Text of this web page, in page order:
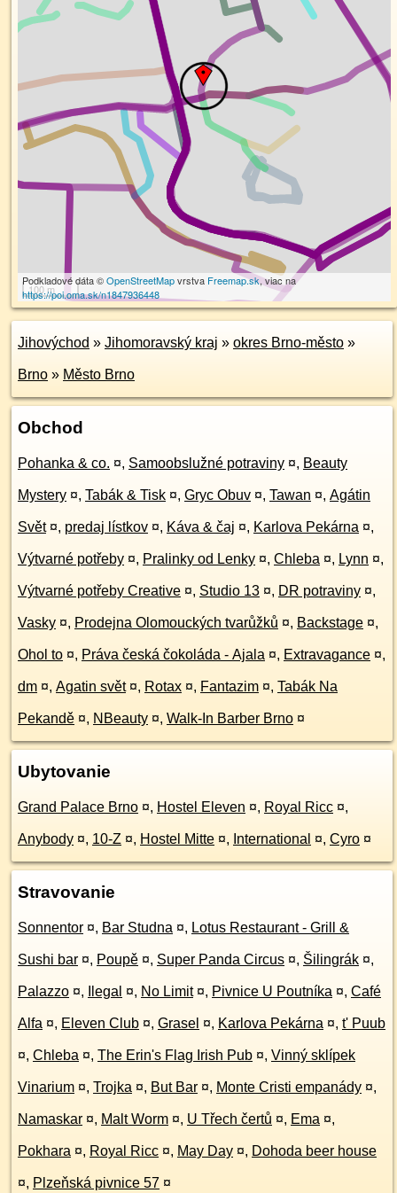
100 m
Podkladové dáta ©OpenStreetMapvrstva Freemap.sk, viac na
https://poi.oma.sk/n1847936448
Jihovýchod » Jihomoravský kraj » okres Brno-město »
Brno » Město Brno
Obchod
Pohanka & co. ¤, Samoobslužné potraviny ¤, Beauty
Mystery ¤, Tabák & Tisk ¤, Gryc Obuv ¤, Tawan ¤, Agátin
Svět ¤, predaj lístkov ¤, Káva & čaj ¤, Karlova Pekárna ¤,
Výtvarné potřeby ¤, Pralinky od Lenky ¤, Chleba ¤, Lynn ¤,
Výtvarné potřeby Creative ¤, Studio 13 ¤, DR potraviny ¤,
Vasky ¤, Prodejna Olomouckých tvarůžků ¤, Backstage ¤,
Ohol to ¤, Práva česká čokoláda - Ajala ¤, Extravagance ¤,
dm ¤, Agatin svět ¤, Rotax ¤, Fantazim ¤, Tabák Na
Pekandě ¤, NBeauty ¤, Walk-In Barber Brno ¤
Ubytovanie
Grand Palace Brno ¤, Hostel Eleven ¤, Royal Ricc ¤,
Anybody ¤, 10-Z ¤, Hostel Mitte ¤, International ¤, Cyro ¤
Stravovanie
Sonnentor ¤, Bar Studna ¤, Lotus Restaurant - Grill &
Sushi bar ¤, Poupě ¤, Super Panda Circus ¤, Šilingrák ¤,
Palazzo ¤, Ilegal ¤, No Limit ¤, Pivnice U Poutníka ¤, Café
Alfa ¤, Eleven Club ¤, Grasel ¤, Karlova Pekárna ¤, t' Puub
¤, Chleba ¤, The Erin's Flag Irish Pub ¤, Vinný sklípek
Vinarium ¤, Trojka ¤, But Bar ¤, Monte Cristi empanády ¤,
Namaskar ¤, Malt Worm ¤, U Třech čertů ¤, Ema ¤,
Pokhara ¤, Royal Ricc ¤, May Day ¤, Dohoda beer house
¤, Plzeňská pivnice 57 ¤